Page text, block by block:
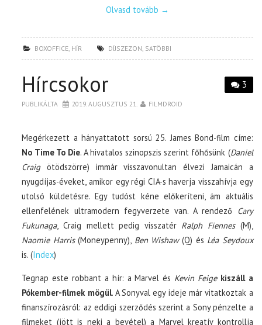
Olvasd tovább →
BOXOFFICE HÍR DÍJSZEZON SATÖBBI
3
Hírcsokor
PUBLIKÁLTA 2019. AUGUSZTUS 21. FILMDROID
Megérkezett a hányattatott sorsú 25. James Bond-film címe:
No Time To Die. A hivatalos szinopszis szerint főhősünk (Daniel
Craigötödszörre) immár visszavonultan élvezi Jamaicán a
nyugdíjas-éveket, amikor egy régi CIA-s haverja visszahívja egy
utolsó küldetésre. Egy tudóst kéne előkeríteni, ám aktuális
ellenfelének ultramodern fegyverzete van. A rendező Cary
Fukunaga, Craig mellett pedig visszatér Ralph Fiennes(M),
Naomie Harris(Moneypenny), Ben Wishaw(Q) és Léa Seydoux
is. (Index)
Tegnap este robbant a hír: a Marvel és Kevin Feige kiszáll a
Pókember-filmek mögül. A Sonyval egy ideje már vitatkoztak a
finanszírozásról: az eddigi szerződés szerint a Sony pénzelte a
filmeket (jött is neki a bevétel) a Marvel kreatív kontrollja